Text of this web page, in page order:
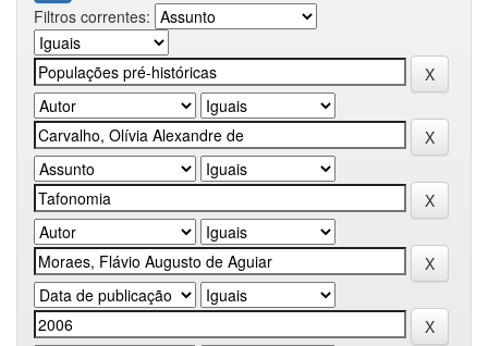
Filtros correntes: